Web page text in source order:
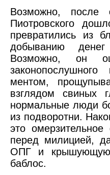
Возможно, после
Пиотровского
превратились из
добыванию
Возможно, он
ментом,
взглядом свиных
нормальные люди
из подворотни.
это
перед милицией,
ОПГ и крышующую
баблос.